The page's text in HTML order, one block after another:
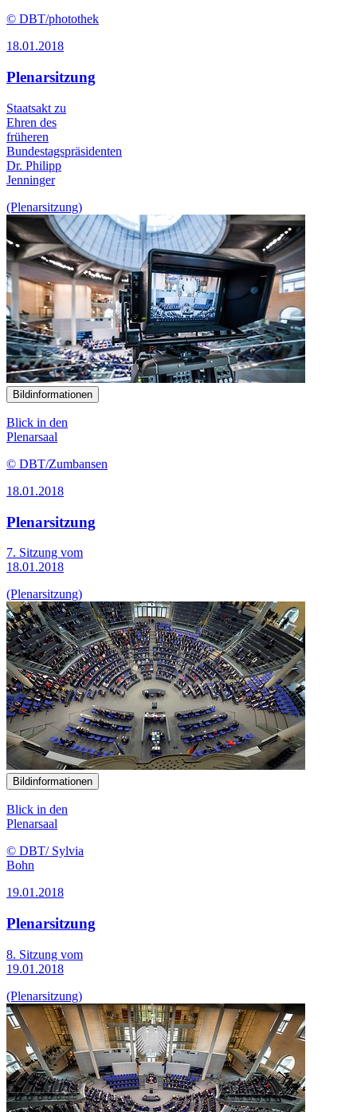
© DBT/photothek
18.01.2018
Plenarsitzung
Staatsakt zu
Ehren des
früheren
Bundestagspräsidenten
Dr. Philipp
Jenninger
(Plenarsitzung)
Bildinformationen
Blick in den
Plenarsaal
© DBT/Zumbansen
18.01.2018
Plenarsitzung
7. Sitzung vom
18.01.2018
(Plenarsitzung)
Bildinformationen
Blick in den
Plenarsaal
© DBT/ Sylvia
Bohn
19.01.2018
Plenarsitzung
8. Sitzung vom
19.01.2018
(Plenarsitzung)